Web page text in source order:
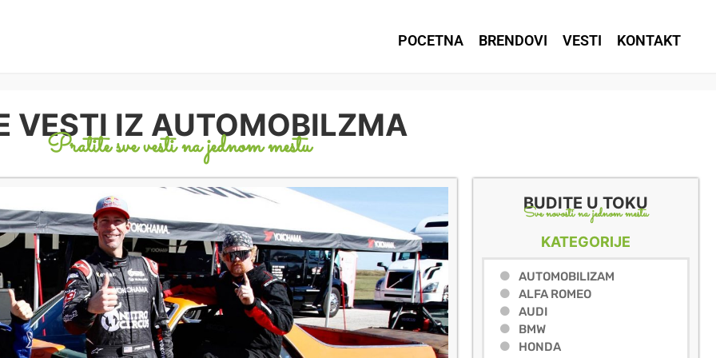
POCETNA BRENDOVI VESTI KONTAKT
VESTI IZ AUTOMOBILZMA
Pratite sve vesti na jednom mestu
BUDITE U TOKU
Sve novosti na jednom mestu
KATEGORIJE
AUTOMOBILIZAM
ALFA ROMEO
AUDI
BMW
HONDA